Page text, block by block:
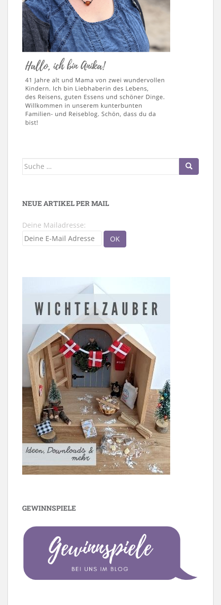
Suche
NEUE ARTIKEL PER MAIL
Deine Mailadresse:
GEWINNSPIELE